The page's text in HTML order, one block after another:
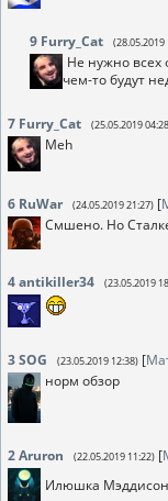
9 Furry_Cat (28.05.2019
Не нужно всех
чем-то будут
7 Furry_Cat (25.05.2019
Meh
6 RuWar (24.05.2019 21:27) [
Смшено. Но
4antikiller34 (23.05.2019
3SOG (23.05.2019 12:38) [
норм обзор
2Аruron (22.05.2019 11:22) [
Илюшка Мэддисон